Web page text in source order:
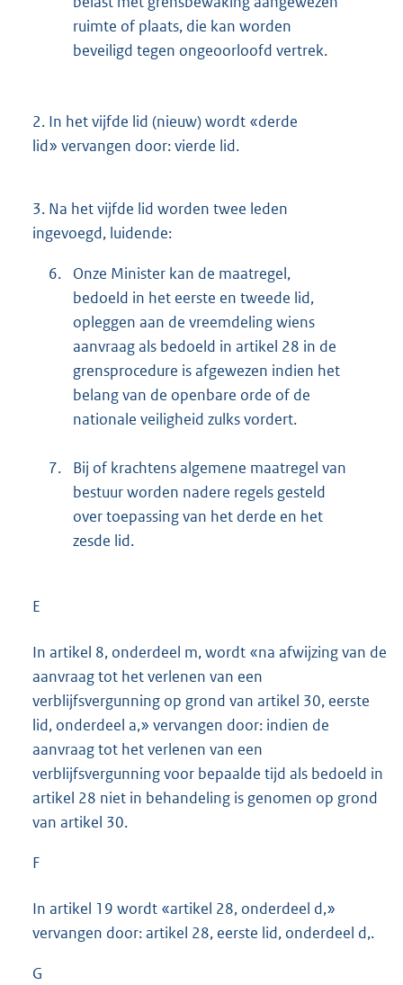
ruimte of plaats, die kan worden
beveiligd tegen ongeoorloofd vertrek.
2. In het vijfde lid (nieuw) wordt «derde
lid» vervangen door: vierde lid.
3. Na het vijfde lid worden twee leden
ingevoegd, luidende:
6.
Onze Minister kan de maatregel,
bedoeld in het eerste en tweede lid,
opleggen aan de vreemdeling wiens
aanvraag als bedoeld in artikel 28 in de
grensprocedure is afgewezen indien het
belang van de openbare orde of de
nationale veiligheid zulks vordert.
7.
Bij of krachtens algemene maatregel van
bestuur worden nadere regels gesteld
over toepassing van het derde en het
zesde lid.
E
In artikel 8, onderdeel m, wordt «na afwijzing van de
aanvraag tot het verlenen van een
verblijfsvergunning op grond van artikel 30, eerste
lid, onderdeel a,» vervangen door: indien de
aanvraag tot het verlenen van een
verblijfsvergunning voor bepaalde tijd als bedoeld in
artikel 28 niet in behandeling is genomen op grond
van artikel 30.
F
In artikel 19 wordt «artikel 28, onderdeel d,»
vervangen door: artikel 28, eerste lid, onderdeel d,.
G